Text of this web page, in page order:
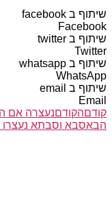
שיתוף ב facebook
Facebook
שיתוף ב twitter
Twitter
שיתוף ב whatsapp
WhatsApp
שיתוף ב email
Email
קודםהקודםנעצרה אם
הבאסבא וסבתא